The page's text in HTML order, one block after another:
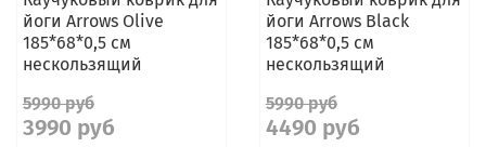
йоги Arrows Olive
185*68*0,5 см
нескользящий
5990 руб
3990 руб
йоги Arrows Black
185*68*0,5 см
нескользящий
5990 руб
4490 руб